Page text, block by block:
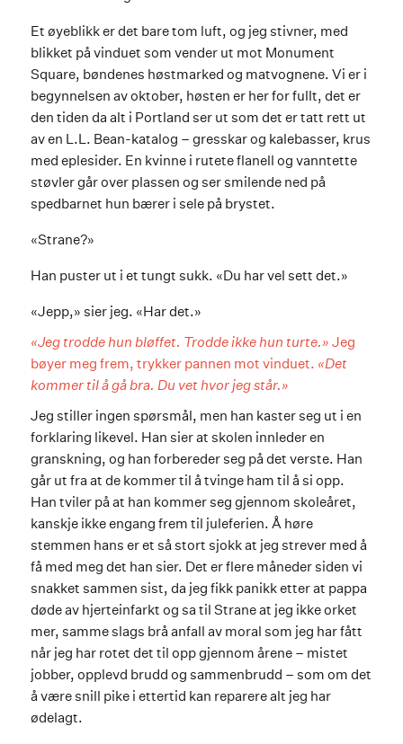
Et øyeblikk er det bare tom luft, og jeg stivner, med
blikket på vinduet som vender ut mot Monument
Square, bøndenes høstmarked og matvognene. Vi er i
begynnelsen av oktober, høsten er her for fullt, det er
den tiden da alt i Portland ser ut som det er tatt rett ut
av en L.L. Bean-katalog – gresskar og kalebasser, krus
med eplesider. En kvinne i rutete flanell og vanntette
støvler går over plassen og ser smilende ned på
spedbarnet hun bærer i sele på brystet.
«Strane?»
Han puster ut i et tungt sukk. «Du har vel sett det.»
«Jepp,» sier jeg. «Har det.»
«Jeg trodde hun bløffet. Trodde ikke hun turte.» Jeg
bøyer meg frem, trykker pannen mot vinduet. «Det
kommer til å gå bra. Du vet hvor jeg står.»
Jeg stiller ingen spørsmål, men han kaster seg ut i en
forklaring likevel. Han sier at skolen innleder en
granskning, og han forbereder seg på det verste. Han
går ut fra at de kommer til å tvinge ham til å si opp.
Han tviler på at han kommer seg gjennom skoleåret,
kanskje ikke engang frem til juleferien. Å høre
stemmen hans er et så stort sjokk at jeg strever med å
få med meg det han sier. Det er flere måneder siden vi
snakket sammen sist, da jeg fikk panikk etter at pappa
døde av hjerteinfarkt og sa til Strane at jeg ikke orket
mer, samme slags brå anfall av moral som jeg har fått
når jeg har rotet det til opp gjennom årene – mistet
jobber, opplevd brudd og sammenbrudd – som om det
å være snill pike i ettertid kan reparere alt jeg har
ødelagt.